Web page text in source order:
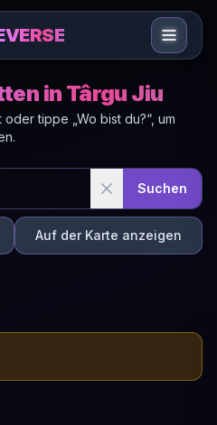
in Târgu Jiu
tippe „Wo bist du?“, um
Suchen
Auf der Karte anzeigen